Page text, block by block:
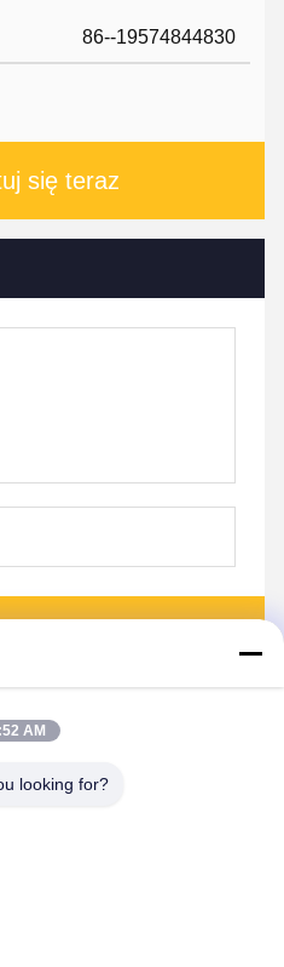
86--19574844830
się teraz
AM
looking for?